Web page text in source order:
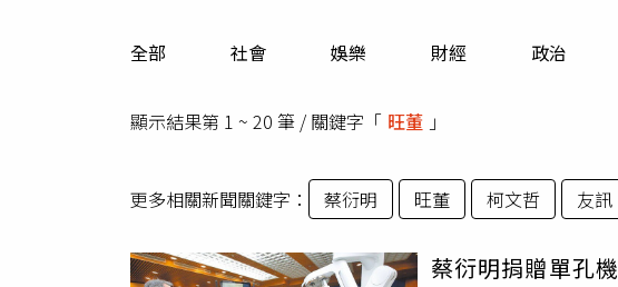
全部 社會 娛樂 財經 政治
顯示結果第 1 ~ 20 筆 / 關鍵字「 旺董 」
更多相關新聞關鍵字： 蔡衍明 旺董 柯文哲 友訊
蔡衍明捐贈單孔